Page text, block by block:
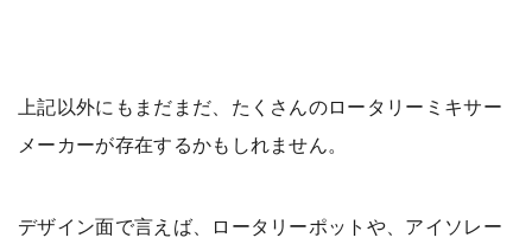
上記以外にもまだまだ、たくさんのロータリーミキサー
メーカーが存在するかもしれません。
デザイン面で言えば、ロータリーポットや、アイソレー